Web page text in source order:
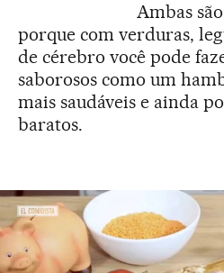
Ambas
porque com verduras,
de cérebro você pode
saborosos como um
mais saudáveis e ainda
baratos.